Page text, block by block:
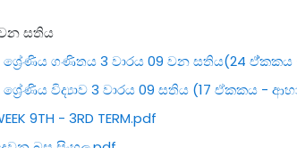
සතිය
ශ්‍රේණිය ගණිතය 3 වාරය 09 වන සතිය(24
ශ්‍රේණිය විද්‍යාව 3 වාරය 09 සතිය (17 ඒකකය -
9TH - 3RD TERM.pdf